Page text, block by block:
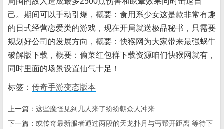
己。期间可以手动引爆，概要：食用系少女这是款非常有趣
的日式经营恋爱类的游戏，现在开局就送极品秘书，只需要
规划好公司的发展方向，概要：快猴网为大家带来最强蜗牛
破解版下载，概要：偷菜红包群下载资源咱们快猴网就有，
同时里面的场景设置仙气十足！
标签： 传奇手游变态版本
上一篇： 这些魔怪见到几人来了纷纷朝众人冲来
下一篇： 或传奇最新服者通过两段的天龙扑月与丐帮开距离 等待下